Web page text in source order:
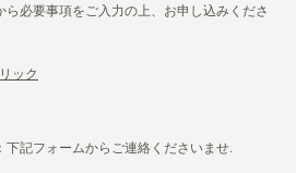
必要事項をご入力の上、お申し込みくださ
ック
記フォームからご連絡くださいませ.